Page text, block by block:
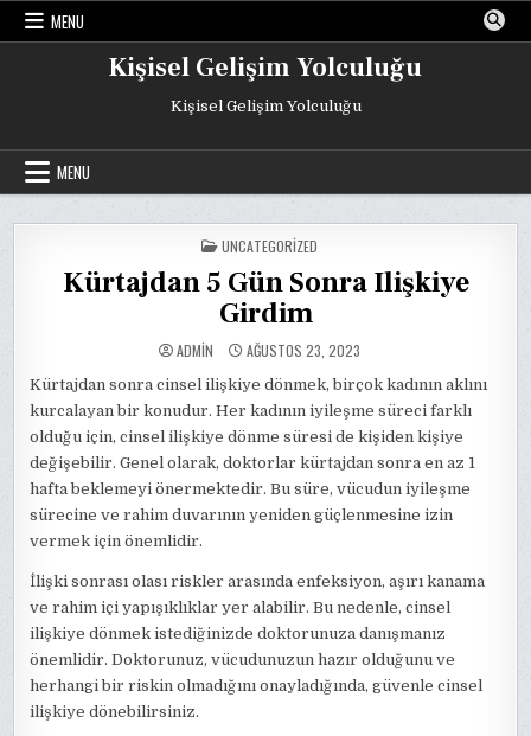
Skip
MENU
Kişisel Gelişim Yolculuğu
Kişisel Gelişim Yolculuğu
MENU
POSTED
IN
UNCATEGORIZED
Kürtajdan 5 Gün Sonra Ilişkiye
Girdim
ADMIN AĞUSTOS 23, 2023
Kürtajdan sonra cinsel ilişkiye dönmek, birçok kadının aklını
kurcalayan bir konudur. Her kadının iyileşme süreci farklı
olduğu için, cinsel ilişkiye dönme süresi de kişiden kişiye
değişebilir. Genel olarak, doktorlar kürtajdan sonra en az 1
hafta beklemeyi önermektedir. Bu süre, vücudun iyileşme
sürecine ve rahim duvarının yeniden güçlenmesine izin
vermek için önemlidir.
İlişki sonrası olası riskler arasında enfeksiyon, aşırı kanama
ve rahim içi yapışıklıklar yer alabilir. Bu nedenle, cinsel
ilişkiye dönmek istediğinizde doktorunuza danışmanız
önemlidir. Doktorunuz, vücudunuzun hazır olduğunu ve
herhangi bir riskin olmadığını onayladığında, güvenle cinsel
ilişkiye dönebilirsiniz.